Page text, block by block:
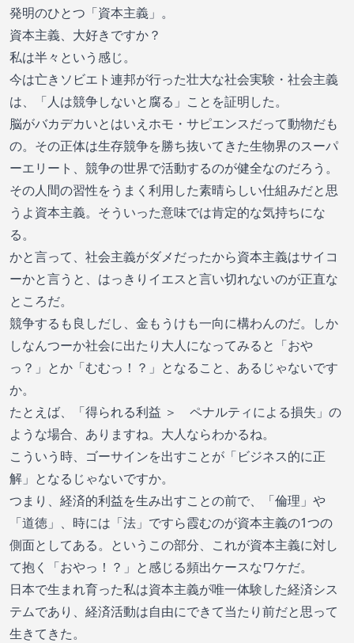
発明のひとつ「資本主義」。
資本主義、大好きですか？
私は半々という感じ。
今は亡きソビエト連邦が行った壮大な社会実験・社会主義
は、「人は競争しないと腐る」ことを証明した。
脳がバカデカいとはいえホモ・サピエンスだって動物だも
の。その正体は生存競争を勝ち抜いてきた生物界のスーパ
ーエリート、競争の世界で活動するのが健全なのだろう。
その人間の習性をうまく利用した素晴らしい仕組みだと思
うよ資本主義。そういった意味では肯定的な気持ちにな
る。
かと言って、社会主義がダメだったから資本主義はサイコ
ーかと言うと、はっきりイエスと言い切れないのが正直な
ところだ。
競争するも良しだし、金もうけも一向に構わんのだ。しか
しなんつーか社会に出たり大人になってみると「おや
っ？」とか「むむっ！？」となること、あるじゃないです
か。
たとえば、「得られる利益 ＞ ペナルティによる損失」の
ような場合、ありますね。大人ならわかるね。
こういう時、ゴーサインを出すことが「ビジネス的に正
解」となるじゃないですか。
つまり、経済的利益を生み出すことの前で、「倫理」や
「道徳」、時には「法」ですら霞むのが資本主義の1つの
側面としてある。というこの部分、これが資本主義に対し
て抱く「おやっ！？」と感じる頻出ケースなワケだ。
日本で生まれ育った私は資本主義が唯一体験した経済シス
テムであり、経済活動は自由にできて当たり前だと思って
生きてきた。